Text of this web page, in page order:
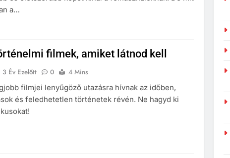
a…
filmek, amiket látnod kell
3 Év Ezelőtt 0
4 Mins
filmjei lenyűgöző utazásra hívnak az időben,
és feledhetetlen történetek révén. Ne hagyd ki